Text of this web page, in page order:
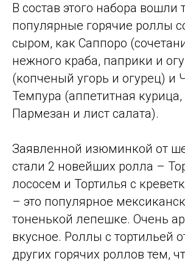
В состав этого набора вошли
популярные горячие роллы
сыром, как Саппоро
нежного краба, паприки и
(копченый угорь и огурец) и
Темпура (аппетитная
Пармезан и лист салата).
Заявленной изюминкой от
стали 2 новейших ролла –
лососем и Тортилья с
– это популярное
тоненькой лепешке. Очень
вкусное. Роллы с тортильей
других горячих роллов тем,